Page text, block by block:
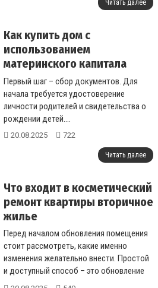
Читать далее
Как купить дом с
использованием
материнского капитала
пошаговая инструкция
Первый шаг – сбор документов. Для
начала требуется удостоверение
личности родителей и свидетельства о
рождении детей....
20.08.2025 722
Читать далее
Что входит в косметический
ремонт квартиры вторичное
жилье
Перед началом обновления помещения
стоит рассмотреть, какие именно
изменения желательно внести. Простой
и доступный способ – это обновление
стен....